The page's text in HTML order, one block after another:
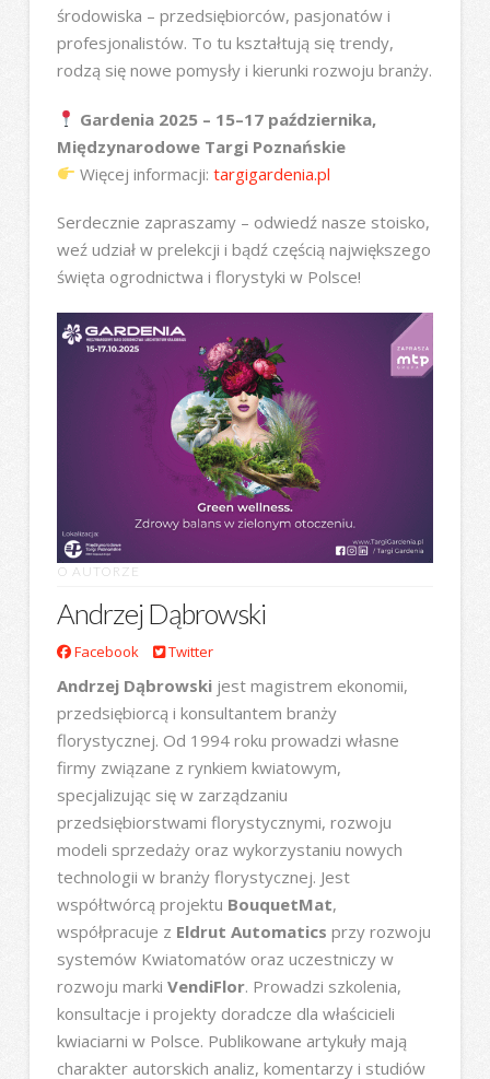
środowiska – przedsiębiorców, pasjonatów i
profesjonalistów. To tu kształtują się trendy,
rodzą się nowe pomysły i kierunki rozwoju branży.
Gardenia 2025 – 15–17 października,
Międzynarodowe Targi Poznańskie
Więcej informacji: targigardenia.pl
Serdecznie zapraszamy – odwiedź nasze stoisko,
weź udział w prelekcji i bądź częścią największego
święta ogrodnictwa i florystyki w Polsce!
O AUTORZE
Andrzej Dąbrowski
Facebook Twitter
Andrzej Dąbrowskijest magistrem ekonomii,
przedsiębiorcą i konsultantem branży
florystycznej. Od 1994 roku prowadzi własne
firmy związane z rynkiem kwiatowym,
specjalizując się w zarządzaniu
przedsiębiorstwami florystycznymi, rozwoju
modeli sprzedaży oraz wykorzystaniu nowych
technologii w branży florystycznej. Jest
współtwórcą projektu BouquetMat,
współpracuje z Eldrut Automatics przy rozwoju
systemów Kwiatomatów oraz uczestniczy w
rozwoju marki VendiFlor. Prowadzi szkolenia,
konsultacje i projekty doradcze dla właścicieli
kwiaciarni w Polsce. Publikowane artykuły mają
charakter autorskich analiz, komentarzy i studiów